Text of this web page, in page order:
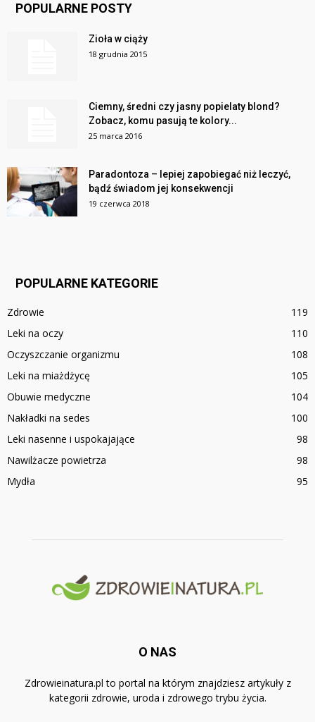
POPULARNE POSTY
Zioła w ciąży
18 grudnia 2015
Ciemny, średni czy jasny popielaty blond?
Zobacz, komu pasują te kolory...
25 marca 2016
Paradontoza – lepiej zapobiegać niż leczyć,
bądź świadom jej konsekwencji
19 czerwca 2018
POPULARNE KATEGORIE
Zdrowie
119
Leki na oczy
110
Oczyszczanie organizmu
108
Leki na miażdżycę
105
Obuwie medyczne
104
Nakładki na sedes
100
Leki nasenne i uspokajające
98
Nawilżacze powietrza
98
Mydła
95
O NAS
Zdrowieinatura.pl to portal na którym znajdziesz artykuły z
kategorii zdrowie, uroda i zdrowego trybu życia.